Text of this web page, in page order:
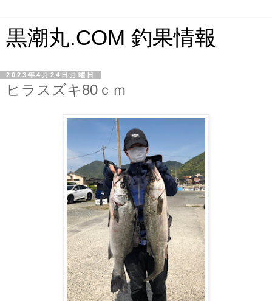
黒潮丸.COM 釣果情報
2023年4月24日月曜日
ヒラスズキ80ｃｍ